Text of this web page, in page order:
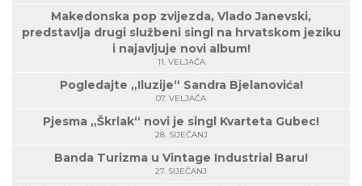
Makedonska pop zvijezda, Vlado Janevski,
predstavlja drugi službeni singl na hrvatskom jeziku
i najavljuje novi album!
11. VELJAČA
Pogledajte „Iluzije“ Sandra Bjelanovića!
07. VELJAČA
Pjesma „Škrlak“ novi je singl Kvarteta Gubec!
28. SIJEČANJ
Banda Turizma u Vintage Industrial Baru!
27. SIJEČANJ